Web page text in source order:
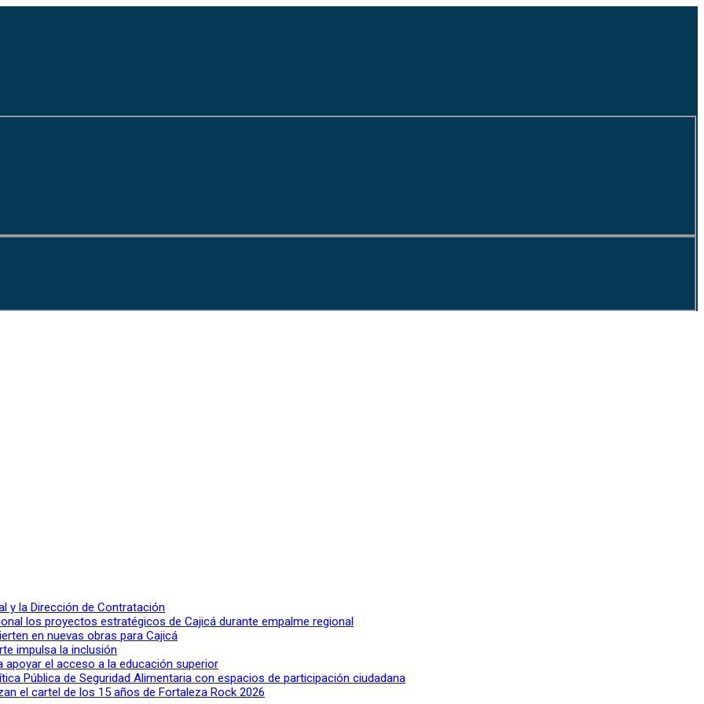
y la Dirección de Contratación
los proyectos estratégicos de Cajicá durante empalme regional
en nuevas obras para Cajicá
impulsa la inclusión
apoyar el acceso a la educación superior
Pública de Seguridad Alimentaria con espacios de participación ciudadana
el cartel de los 15 años de Fortaleza Rock 2026